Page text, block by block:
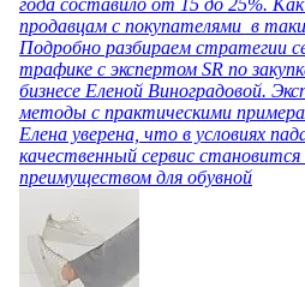
года составило от 15 до 25%.
продавцам с покупателями в
Подробно разбираем стратегии
трафике с экспертом SR по
бизнесе Еленой Виноградовой.
методы с практическими
Елена уверена, что в условиях
качественный сервис
преимуществом для обувной